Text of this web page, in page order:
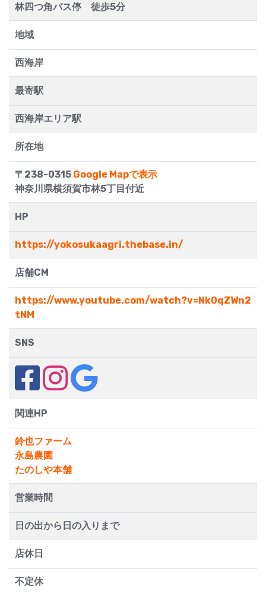
林四つ角バス停 徒歩5分
地域
西海岸
最寄駅
西海岸エリア駅
所在地
〒238-0315 Google Mapで表示
神奈川県横須賀市林5丁目付近
HP
https://yokosukaagri.thebase.in/
店舗CM
https://www.youtube.com/watch?v=Nk0qZWn2
tNM
SNS
関連HP
鈴也ファーム
永島農園
たのしや本舗
営業時間
日の出から日の入りまで
店休日
不定休